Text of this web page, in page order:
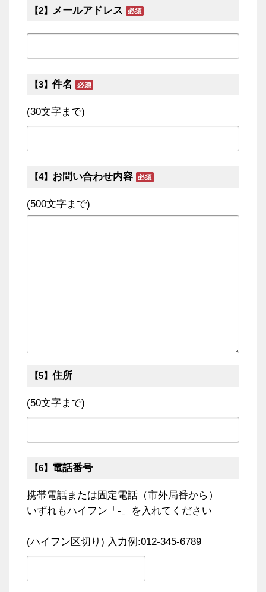
【2】 メールアドレス
【3】 件名
(30文字まで)
【4】 お問い合わせ内容
(500文字まで)
【5】住所
(50文字まで)
【6】 電話番号
携帯電話または固定電話（市外局番から）
いずれもハイフン「-」を入れてください
(ハイフン区切り) 入力例:012-345-6789